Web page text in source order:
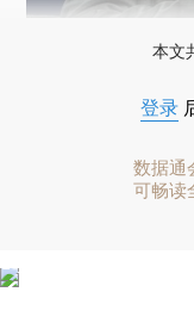
本文
登录
数据通
可畅读